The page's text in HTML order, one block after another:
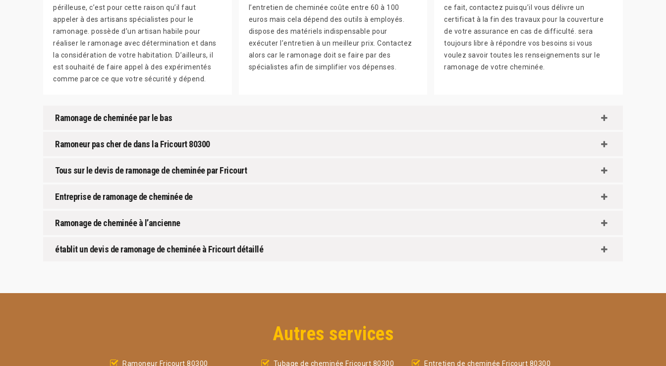
périlleuse, c’est pour cette raison qu’il faut
appeler à des artisans spécialistes pour le
ramonage. possède d’un artisan habile pour
réaliser le ramonage avec détermination et dans
la considération de votre habitation. D’ailleurs, il
est souhaité de faire appel à des expérimentés
comme parce ce que votre sécurité y dépend.
l’entretien de cheminée coûte entre 60 à 100
euros mais cela dépend des outils à employés.
dispose des matériels indispensable pour
exécuter l’entretien à un meilleur prix. Contactez
alors car le ramonage doit se faire par des
spécialistes afin de simplifier vos dépenses.
ce fait, contactez puisqu’il vous délivre un
certificat à la fin des travaux pour la couverture
de votre assurance en cas de difficulté. sera
toujours libre à répondre vos besoins si vous
voulez savoir toutes les renseignements sur le
ramonage de votre cheminée.
Ramonage de cheminée par le bas
Ramoneur pas cher de dans la Fricourt 80300
Tous sur le devis de ramonage de cheminée par Fricourt
Entreprise de ramonage de cheminée de
Ramonage de cheminée à l’ancienne
établit un devis de ramonage de cheminée à Fricourt détaillé
Autres services
Ramoneur Fricourt 80300 Tubage de cheminée Fricourt 80300 Entretien de cheminée Fricourt 80300